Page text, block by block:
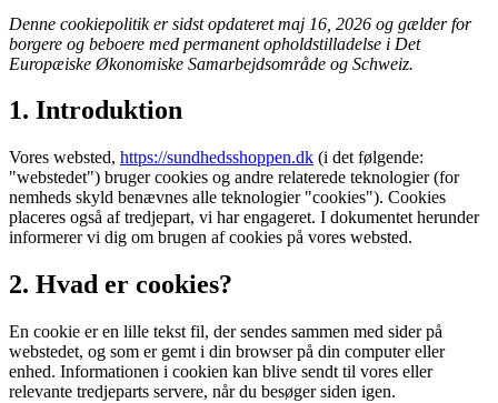
Denne cookiepolitik er sidst opdateret maj 16, 2026 og gælder for
borgere og beboere med permanent opholdstilladelse i Det
Europæiske Økonomiske Samarbejdsområde og Schweiz.
1. Introduktion
Vores websted, https://sundhedsshoppen.dk (i det følgende:
"webstedet") bruger cookies og andre relaterede teknologier (for
nemheds skyld benævnes alle teknologier "cookies"). Cookies
placeres også af tredjepart, vi har engageret. I dokumentet herunder
informerer vi dig om brugen af ​​cookies på vores websted.
2. Hvad er cookies?
En cookie er en lille tekst fil, der sendes sammen med sider på
webstedet, og som er gemt i din browser på din computer eller
enhed. Informationen i cookien kan blive sendt til vores eller
relevante tredjeparts servere, når du besøger siden igen.